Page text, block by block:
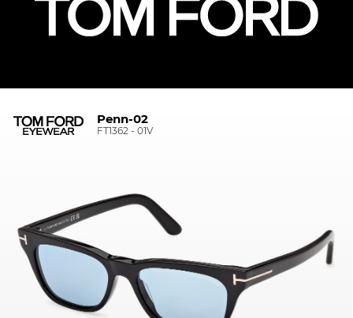
Penn-02
FT1362 - 01V